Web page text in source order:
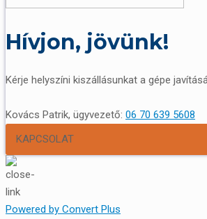
Hívjon, jövünk!
Kérje helyszíni kiszállásunkat a gépe
Kovács Patrik, ügyvezető: 06 70 639 5608
KAPCSOLAT
Powered by Convert Plus